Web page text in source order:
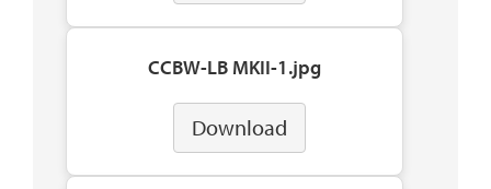
CCBW-LB MKII-1.jpg
Download